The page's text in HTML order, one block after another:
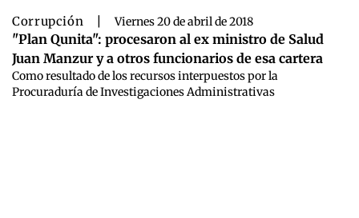
Corrupción Viernes 20 de abril de 2018
"Plan Qunita": procesaron al ex ministro de Salud
Juan Manzur y a otros funcionarios de esa cartera
Como resultado de los recursos interpuestos por la
Procuraduría de Investigaciones Administrativas